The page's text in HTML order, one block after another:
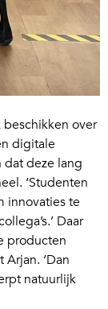
over
digitale
deze lang
‘Studenten
innovaties te
Daar
producten
‘Dan
natuurlijk